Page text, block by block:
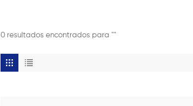
0 resultados encontrados para ""